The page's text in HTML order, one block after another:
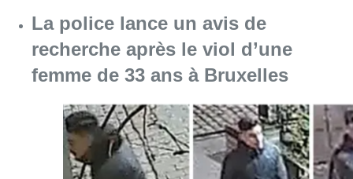
La police lance un avis de
recherche après le viol d’une
femme de 33 ans à Bruxelles